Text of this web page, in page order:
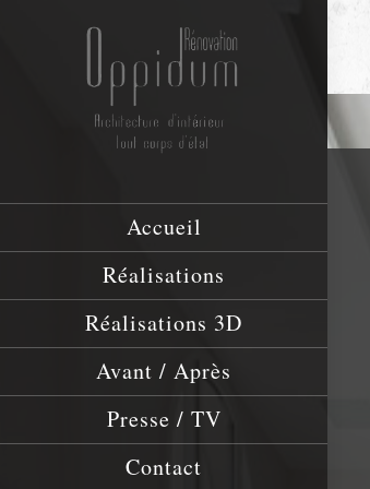
Accueil
Réalisations
Réalisations 3D
Avant / Après
Presse / TV
Contact